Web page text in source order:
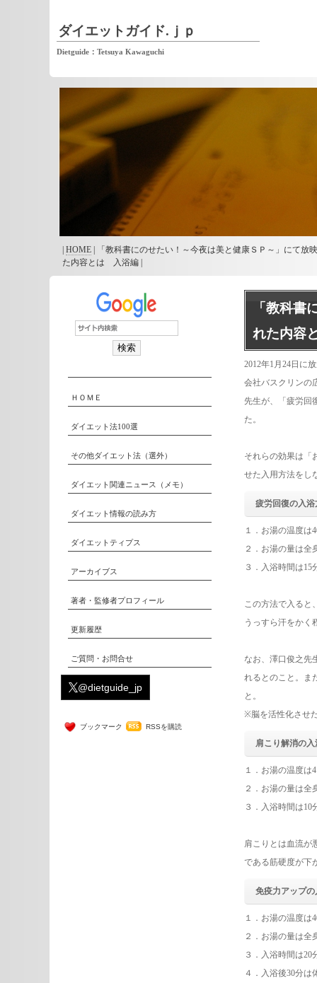
ダイエットガイド.ｊｐ
Dietguide：Tetsuya Kawaguchi
HOME| 「教科書にのせたい！～今夜は美と健康ＳＰ～」にて放
た内容とは 入浴編 |
「教科書
れた内容
2012年1月24日に
会社バスクリンの
先生が、「疲労回
た。
それらの効果は「
せた入用方法をし
疲労回復の入浴
１．お湯の温度
２．お湯の量は全
３．入浴時間は15
この方法で入ると
うっすら汗をかく
なお、澤口俊之先
れるとのこと。ま
と。
※脳を活性化させ
肩こり解消の入
１．お湯の温度
２．お湯の量は全
３．入浴時間は10
肩こりとは血流が
である筋硬度が下
免疫力アップの
１．お湯の温度
２．お湯の量は全
３．入浴時間は20
４．入浴後30分
ＨＯＭＥ
ダイエット法100選
その他ダイエット法（選外）
ダイエット関連ニュース（メモ）
ダイエット情報の読み方
ダイエットティプス
アーカイブス
著者・監修者プロフィール
更新履歴
ご質問・お問合せ
@dietguide_jp
ブックマーク RSSを購読